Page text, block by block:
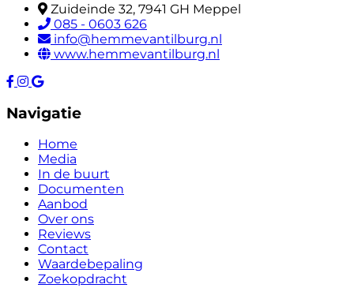
Zuideinde 32, 7941 GH Meppel
085 - 0603 626
info@hemmevantilburg.nl
www.hemmevantilburg.nl
Navigatie
Home
Media
In de buurt
Documenten
Aanbod
Over ons
Reviews
Contact
Waardebepaling
Zoekopdracht